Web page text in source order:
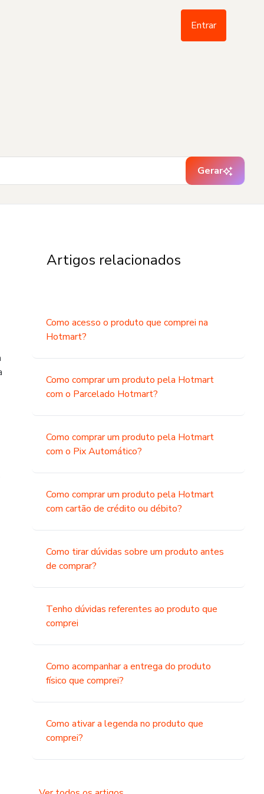
Entrar
Gerar
Artigos relacionados
Como acesso o produto que comprei na
Hotmart?
Como comprar um produto pela Hotmart
com o Parcelado Hotmart?
Como comprar um produto pela Hotmart
com o Pix Automático?
Como comprar um produto pela Hotmart
com cartão de crédito ou débito?
Como tirar dúvidas sobre um produto antes
de comprar?
Tenho dúvidas referentes ao produto que
comprei
Como acompanhar a entrega do produto
físico que comprei?
Como ativar a legenda no produto que
comprei?